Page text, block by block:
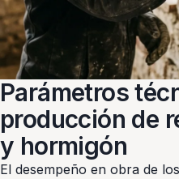
Parámetros
producción de
y hormigón
El desempeño en obra de